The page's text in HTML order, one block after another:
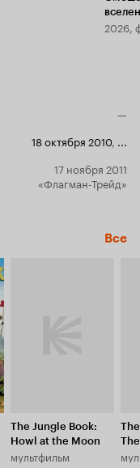
2026,
—
18 октября 2010,
17 ноября 2011
«Флагман-Трейд»
Все
The Jungle Book:
Howl at the Moon
мультфильм